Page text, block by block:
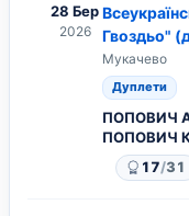
28 Бер
2026
Гвоздьо"
Мукачево
Дуплети
ПОПОВИЧ
ПОПОВИЧ
17/31